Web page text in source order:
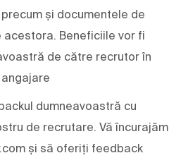
și documentele de
Beneficiile vor fi
de către recrutor în
dumneavoastră cu
de recrutare. Vă încurajăm
și să oferiți feedback